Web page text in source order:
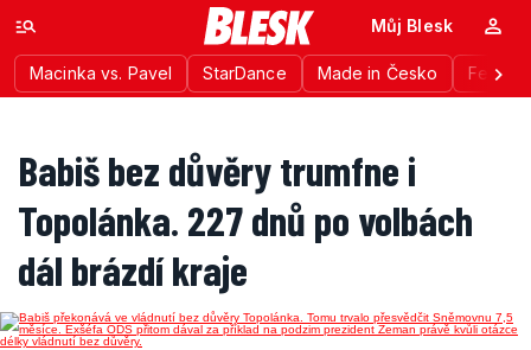
Macinka vs. Pavel StarDance Made in Česko
Můj Blesk
Babiš bez důvěry trumfne i
Topolánka. 227 dnů po volbách
dál brázdí kraje